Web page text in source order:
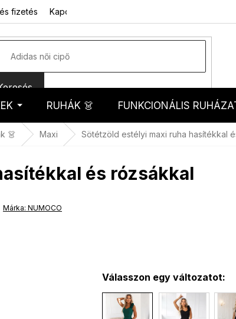
fizetés Kapcsolat
RUHÁK 👗 FUNKCIONÁLIS
👗 Maxi Sötétzöld estélyi maxi ruha hasítékkal
és rózsákkal
Márka: NUMOCO
Válasszon egy változatot: